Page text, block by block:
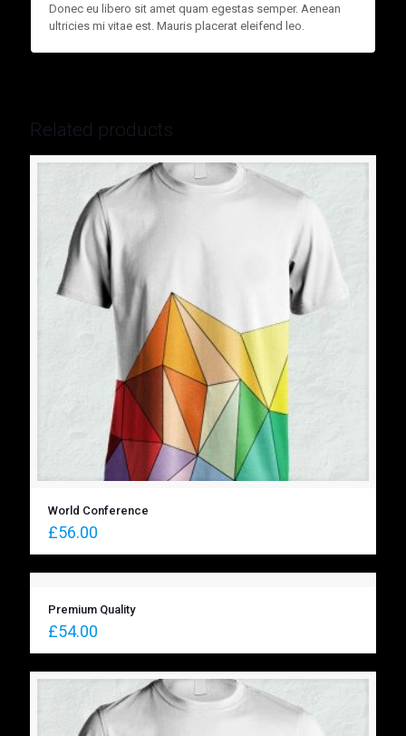
Donec eu libero sit amet quam egestas semper. Aenean
ultricies mi vitae est. Mauris placerat eleifend leo.
Related products
World Conference
£56.00
Premium Quality
£54.00